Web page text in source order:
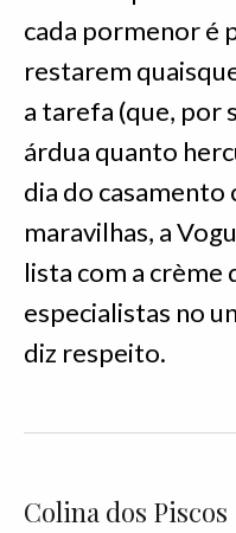
cada pormenor é
restarem
a tarefa (que, por
árdua quanto
dia do casamento
maravilhas, a
lista com a crème
especialistas no
diz respeito.
Colina dos Piscos